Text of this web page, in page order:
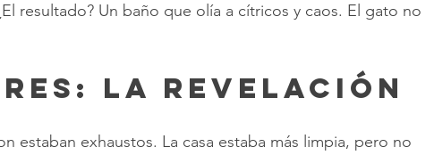
resultado? Un baño que olía a cítricos y caos. El gato no
La Revelación
estaban exhaustos. La casa estaba más limpia, pero no